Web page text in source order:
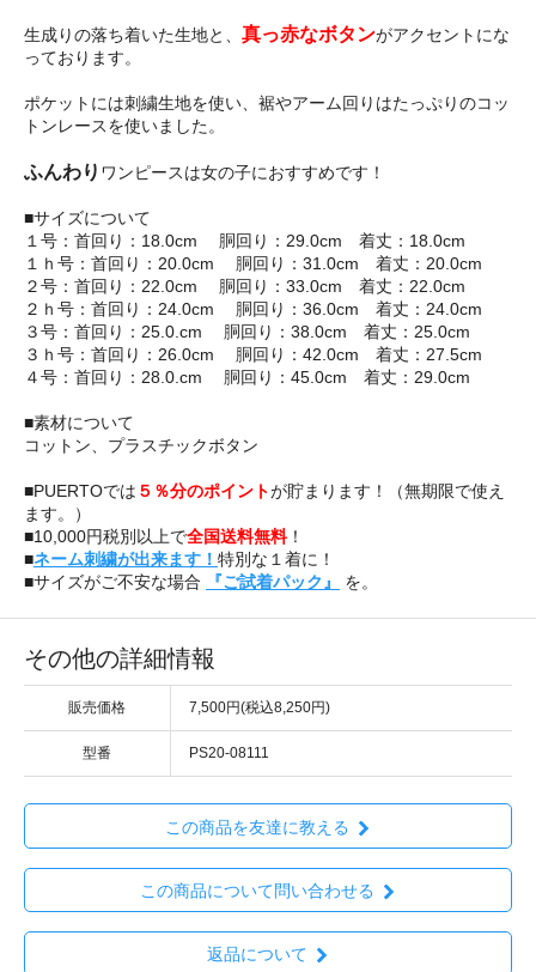
生成りの落ち着いた生地と、 真っ赤なボタンがアクセントにな
っております。
ポケットには刺繍生地を使い、裾やアーム回りはたっぷりのコッ
トンレースを使いました。
ふんわり ワンピースは女の子におすすめです！
■サイズについて
１号：首回り：18.0cm 胴回り：29.0cm 着丈：18.0cm
１ｈ号：首回り：20.0cm 胴回り：31.0cm 着丈：20.0cm
２号：首回り：22.0cm 胴回り：33.0cm 着丈：22.0cm
２ｈ号：首回り：24.0cm 胴回り：36.0cm 着丈：24.0cm
３号：首回り：25.0.cm 胴回り：38.0cm 着丈：25.0cm
３ｈ号：首回り：26.0cm 胴回り：42.0cm 着丈：27.5cm
４号：首回り：28.0.cm 胴回り：45.0cm 着丈：29.0cm
■素材について
コットン、プラスチックボタン
■PUERTOでは ５％分のポイントが貯まります！（無期限で使え
ます。）
■10,000円税別以上で全国送料無料！
■ネーム刺繍が出来ます！ 特別な１着に！
■サイズがご不安な場合
『ご試着パック』 を。
その他の詳細情報
販売価格 7,500円(税込8,250円)
型番 PS20-08111
この商品を友達に教える
この商品について問い合わせる
返品について